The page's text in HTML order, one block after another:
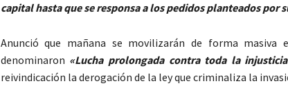
capital hasta que se responsa a los pedidos planteados por
Anunció que mañana se movilizarán de forma
denominaron «Lucha prolongada contra toda la
reivindicación la derogación de la ley que criminaliza la